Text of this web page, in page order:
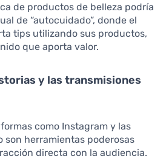
de productos de belleza podría
de “autocuidado”, donde el
tips utilizando sus productos,
que aporta valor.
y las transmisiones
como Instagram y las
son herramientas poderosas
directa con la audiencia.